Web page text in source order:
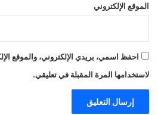
الموقع الإلكتروني
احفظ اسمي، بريدي الإلكتروني، والموقع
لاستخدامها المرة المقبلة في تعليقي.